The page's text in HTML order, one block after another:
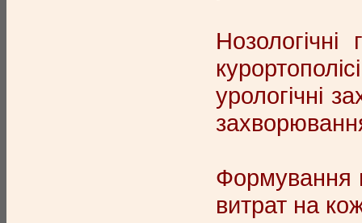
урологічні
Формування
витрат на